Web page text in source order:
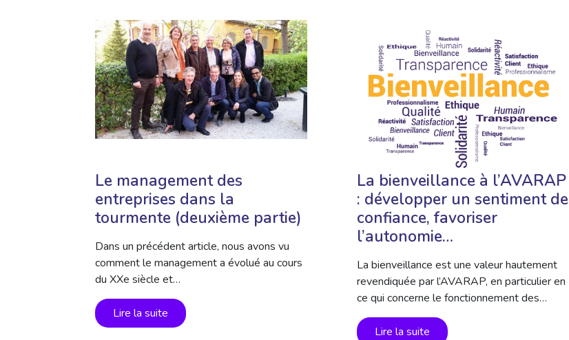
Le management des
entreprises dans la
tourmente (deuxième partie)
Dans un précédent article, nous avons vu
comment le management a évolué au cours
du XXe siècle et…
Lire la suite
La bienveillance à l’AVARAP
: développer un sentiment de
confiance, favoriser
l’autonomie…
La bienveillance est une valeur hautement
revendiquée par l’AVARAP, en particulier en
ce qui concerne le fonctionnement des…
Lire la suite